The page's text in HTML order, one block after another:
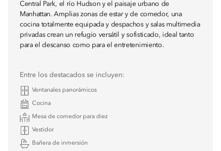
Central Park, el río Hudson y el paisaje urbano de
Manhattan. Amplias zonas de estar y de comedor, una
cocina totalmente equipada y despachos y salas multimedia
privadas crean un refugio versátil y sofisticado, ideal tanto
para el descanso como para el entretenimiento.
Entre los destacados se incluyen:
Ventanales panorámicos
Cocina
Mesa de comedor para diez
Vestidor
Bañera de inmersión